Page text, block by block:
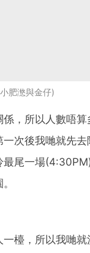
肥滺與金仔
，所以人數唔
次後我哋就先
最尾一場
一檯，所以我哋